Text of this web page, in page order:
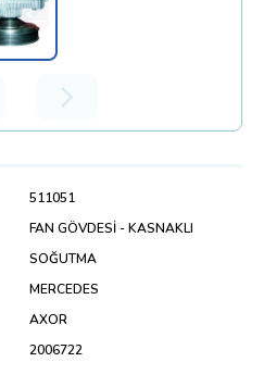
511051
FAN GÖVDESİ - KASNAKLI
SOĞUTMA
MERCEDES
AXOR
2006722